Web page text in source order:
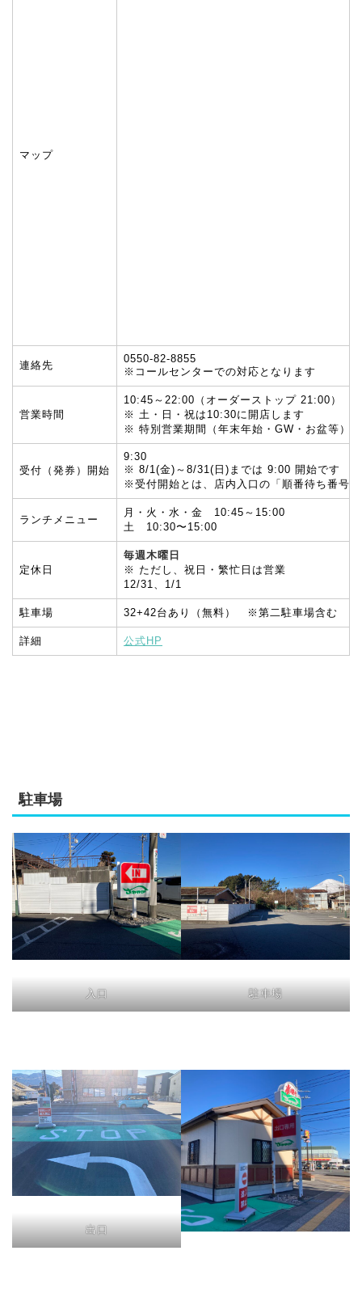
マップ
連絡先
0550-82-8855
※コールセンターでの対応となります
営業時間
10:45～22:00（オーダーストップ 21:00）
※ 土・日・祝は10:30に開店します
※ 特別営業期間（年末年始・GW・お盆等）
受付（発券）開始
9:30
※ 8/1(金)～8/31(日)までは 9:00 開始です
※受付開始とは、店内入口の「順番待ち番号
ランチメニュー
月・火・水・金 10:45～15:00
土 10:30〜15:00
定休日
毎週木曜日
※ ただし、祝日・繁忙日は営業
12/31、1/1
駐車場 32+42台あり（無料） ※第二駐車場含む
詳細 公式HP
駐車場
入口 駐車場
出口